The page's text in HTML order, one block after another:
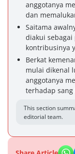
anggotanya
dan
Saitama
diakui
kontribusinya
Berkat
mulai dikenal
anggotanya
terhadap sang
This section
editorial team.